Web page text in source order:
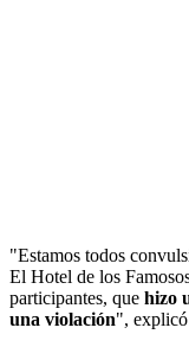
"Estamos todos
El Hotel de los
participantes, que hizo
una violación", explicó